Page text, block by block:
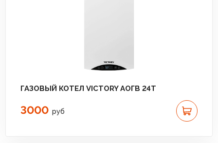
ГАЗОВЫЙ КОТЕЛ VICTORY АОГВ 24T
3000 руб